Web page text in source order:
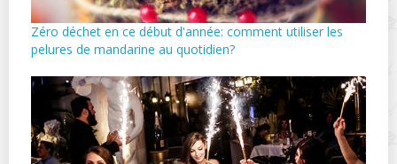
Zéro déchet en ce début d'année: comment utiliser les
pelures de mandarine au quotidien?